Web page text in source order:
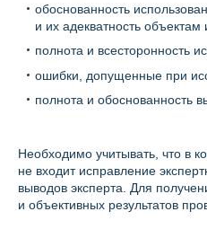
обоснованность
и их адекватность объектам
полнота и всесторонность
ошибки, допущенные при
полнота и обоснованность
Необходимо учитывать, что в
не входит исправление
выводов эксперта. Для
и объективных результатов